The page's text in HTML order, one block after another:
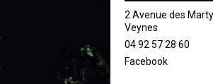
2 Avenue des
Veynes
04 92 57 28 60
Facebook